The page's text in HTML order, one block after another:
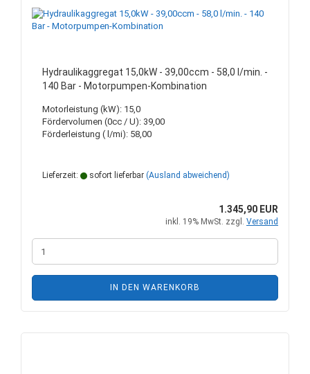
Hydraulikaggregat 15,0kW - 39,00ccm - 58,0 l/min. -
140 Bar - Motorpumpen-Kombination
Motorleistung (kW): 15,0
Fördervolumen (0cc / U): 39,00
Förderleistung ( l/mi): 58,00
Lieferzeit: sofort lieferbar (Ausland abweichend)
1.345,90 EUR
inkl. 19% MwSt. zzgl. Versand
IN DEN WARENKORB